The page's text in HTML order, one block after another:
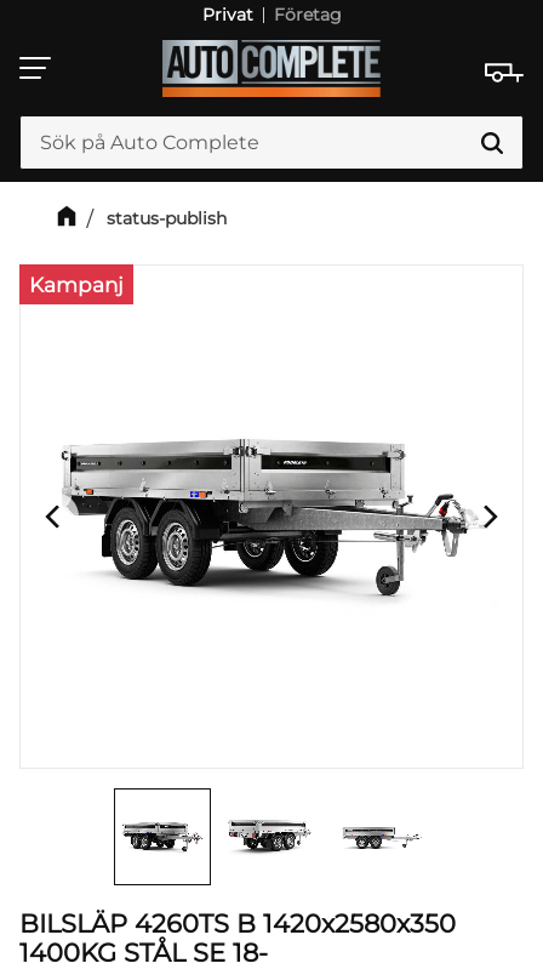
Meny
Privat Företag
status-publish
BILSLÄP 4260TS B 1420x2580x350
1400KG STÅL SE 18-